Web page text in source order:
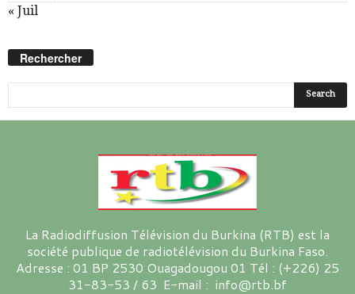
« Juil
Rechercher
La Radiodiffusion Télévision du Burkina (RTB) est la
société publique de radiotélévision du Burkina Faso.
Adresse : 01 BP 2530 Ouagadougou 01 Tél : (+226) 25
31-83-53 / 63 E-mail : info@rtb.bf